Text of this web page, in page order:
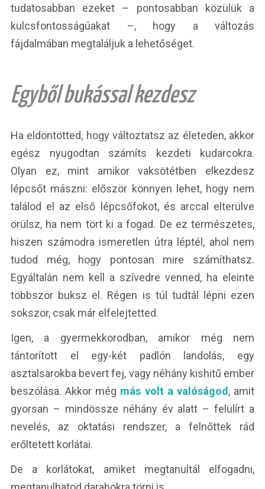
tudatosabban ezeket – pontosabban közülük a
kulcsfontosságúakat –, hogy a változás
fájdalmában megtaláljuk a lehetőséget.
Egyből bukással kezdesz
Ha eldöntötted, hogy változtatsz az életeden, akkor
egész nyugodtan számíts kezdeti kudarcokra.
Olyan ez, mint amikor vaksötétben elkezdesz
lépcsőt mászni: először könnyen lehet, hogy nem
találod el az első lépcsőfokot, és arccal elterülve
örülsz, ha nem tört ki a fogad. De ez természetes,
hiszen számodra ismeretlen útra léptél, ahol nem
tudod még, hogy pontosan mire számíthatsz.
Egyáltalán nem kell a szívedre venned, ha eleinte
többször buksz el. Régen is túl tudtál lépni ezen
sokszor, csak már elfelejtetted.
Igen, a gyermekkorodban, amikor még nem
tántorított el egy-két padlón landolás, egy
asztalsarokba bevert fej, vagy néhány kishitű ember
beszólása. Akkor még más volt a valóságod, amit
gyorsan – mindössze néhány év alatt – felülírt a
nevelés, az oktatási rendszer, a felnőttek rád
erőltetett korlátai.
De a korlátokat, amiket megtanultál elfogadni,